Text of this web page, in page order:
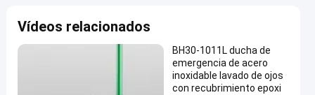
Vídeos relacionados
BH30-1011L ducha de
emergencia de acero
inoxidable lavado de ojos
con recubrimiento epoxi